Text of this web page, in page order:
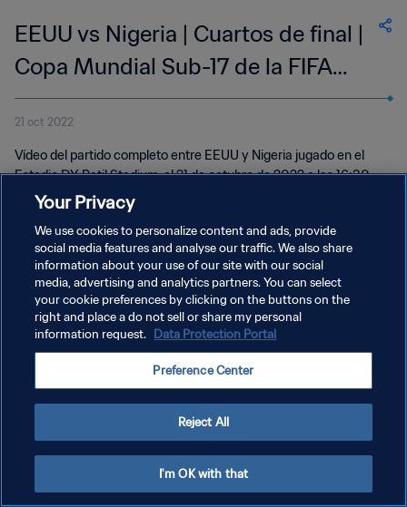
EEUU vs Nigeria | Cuartos de final |
Copa Mundial Sub-17 de la FIFA
India 2022™ | Partido Completo
21 oct 2022
Vídeo del partido completo entre EEUU y Nigeria jugado en el
Estadio DY Patil Stadium, el 21 de octubre de 2022 a las 16:30
(hora local).
POLÍTICA DE PRIVACIDAD
TÉRMINOS DE SERVICIO
AJUSTAR LA CONFIGURACIÓN DE LAS COOKIES
Your Privacy
We use cookies to personalize content and ads, provide
social media features and analyse our traffic. We also share
information about your use of our site with our social
media, advertising and analytics partners. You can select
your cookie preferences by clicking on the buttons on the
right and place a do not sell or share my personal
information request. Data Protection Portal
Preference Center
Reject All
I'm OK with that